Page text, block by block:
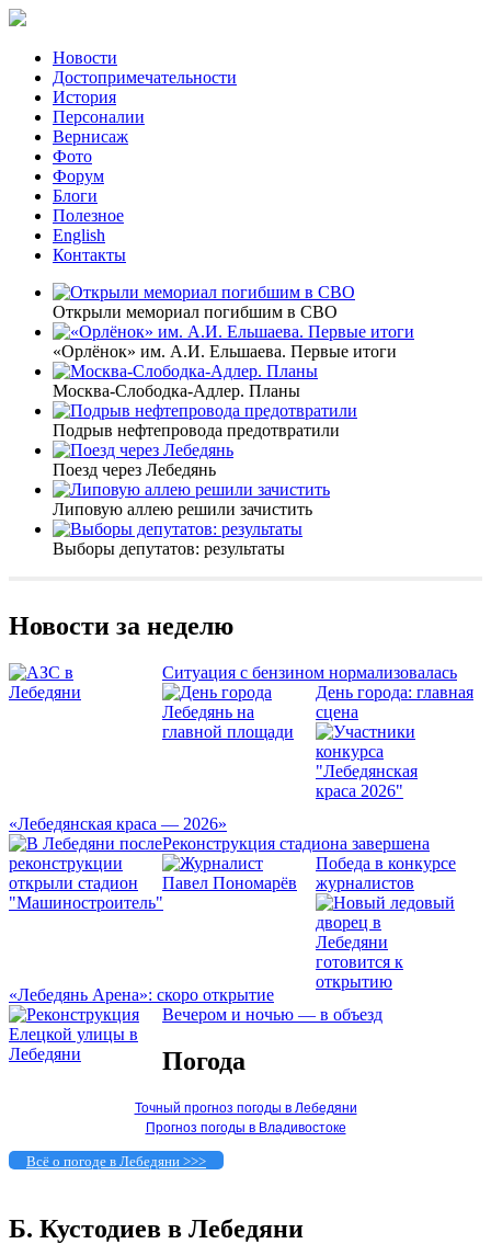
Новости
Достопримечательности
История
Персоналии
Вернисаж
Фото
Форум
Блоги
Полезное
English
Контакты
Открыли мемориал погибшим в СВО
«Орлёнок» им. А.И. Ельшаева. Первые итоги
Москва-Слободка-Адлер. Планы
Подрыв нефтепровода предотвратили
Поезд через Лебедянь
Липовую аллею решили зачистить
Выборы депутатов: результаты
Новости за неделю
Ситуация с бензином нормализовалась
День города: главная
сцена
«Лебедянская краса — 2026»
Реконструкция стадиона завершена
Победа в конкурсе
журналистов
«Лебедянь Арена»: скоро открытие
Вечером и ночью — в объезд
Погода
Точный прогноз погоды в Лебедяни
Прогноз погоды в Владивостоке
Всё о погоде в Лебедяни >>>
Б. Кустодиев в Лебедяни